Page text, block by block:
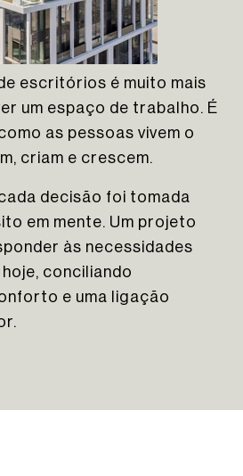
escritórios é muito mais
um espaço de trabalho. É
as pessoas vivem o
criam e crescem.
decisão foi tomada
em mente. Um projeto
às necessidades
conciliando
e uma ligação